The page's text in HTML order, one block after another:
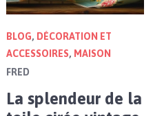
BLOG, DÉCORATION ET
ACCESSOIRES, MAISON
FRED
La splendeur de la